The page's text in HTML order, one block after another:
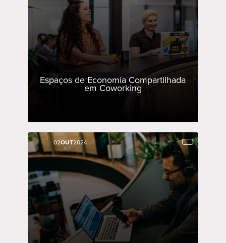
Espaços de Economia Compartilhada
em Coworking
02OUT2024
02OUT2024